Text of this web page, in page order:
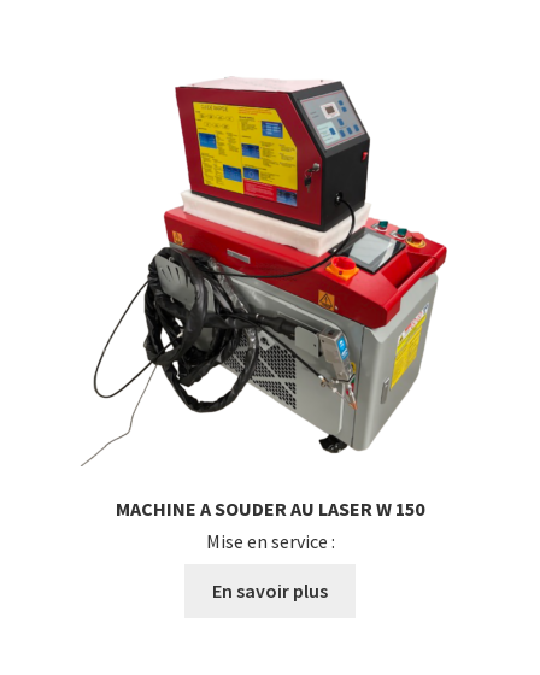
MACHINE A SOUDER AU LASER W 150
Mise en service :
En savoir plus